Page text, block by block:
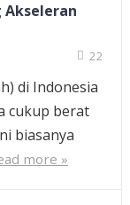
Akseleran
22
di Indonesia
cukup berat
biasanya
more »